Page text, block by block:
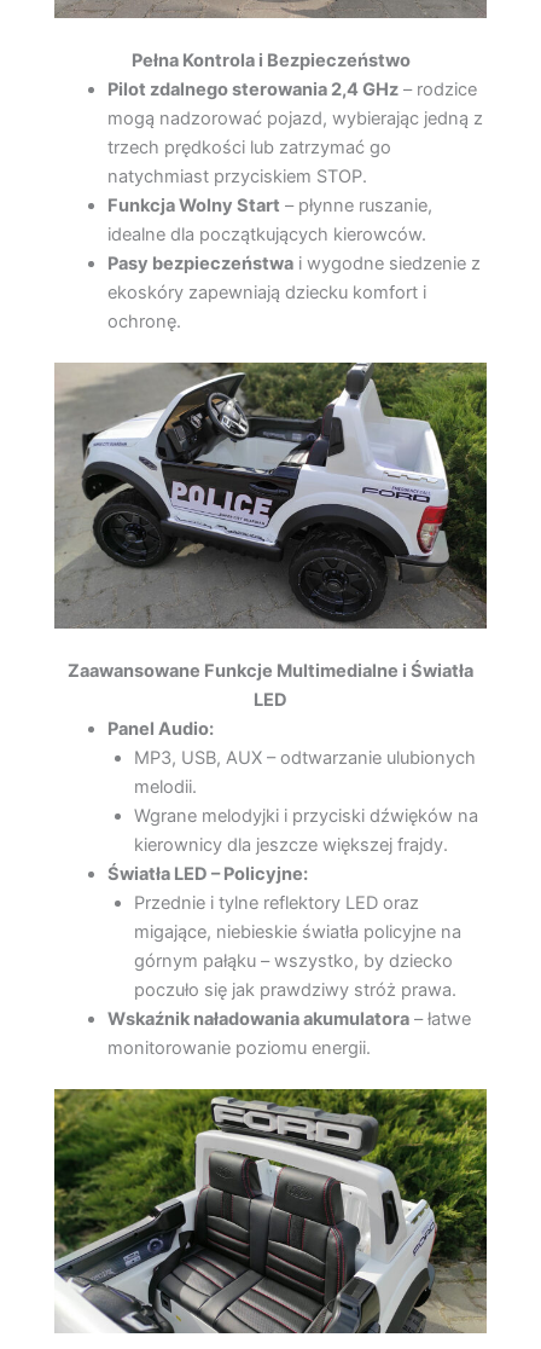
Pełna Kontrola i Bezpieczeństwo
Pilot zdalnego sterowania 2,4 GHz– rodzice
mogą nadzorować pojazd, wybierając jedną z
trzech prędkości lub zatrzymać go
natychmiast przyciskiem STOP.
Funkcja Wolny Start – płynne ruszanie,
idealne dla początkujących kierowców.
Pasy bezpieczeństwai wygodne siedzenie z
ekoskóry zapewniają dziecku komfort i
ochronę.
Zaawansowane Funkcje Multimedialne i Światła
LED
Panel Audio:
MP3, USB, AUX – odtwarzanie ulubionych
melodii.
Wgrane melodyjki i przyciski dźwięków na
kierownicy dla jeszcze większej frajdy.
Światła LED – Policyjne:
Przednie i tylne reflektory LED oraz
migające, niebieskie światła policyjne na
górnym pałąku – wszystko, by dziecko
poczuło się jak prawdziwy stróż prawa.
Wskaźnik naładowania akumulatora– łatwe
monitorowanie poziomu energii.